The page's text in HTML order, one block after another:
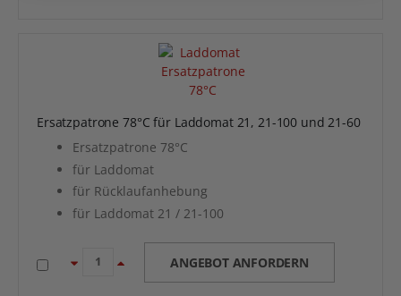
Ersatzpatrone 78°C für Laddomat 21, 21-100 und 21-60
Ersatzpatrone 78°C
für Laddomat
für Rücklaufanhebung
für Laddomat 21 / 21-100
ANGEBOT ANFORDERN